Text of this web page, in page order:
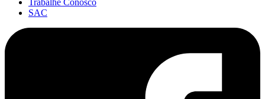
Trabalhe Conosco
SAC